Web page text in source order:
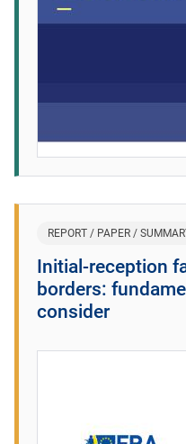
REPORT / PAPER /
Initial-reception
borders:
consider